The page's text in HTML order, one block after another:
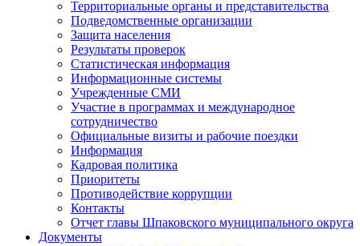
Территориальные органы и представительства
Подведомственные организации
Защита населения
Результаты проверок
Статистическая информация
Информационные системы
Учрежденные СМИ
Участие в программах и международное
сотрудничество
Официальные визиты и рабочие поездки
Информация
Кадровая политика
Приоритеты
Противодействие коррупции
Контакты
Отчет главы Шпаковского муниципального округа
Документы